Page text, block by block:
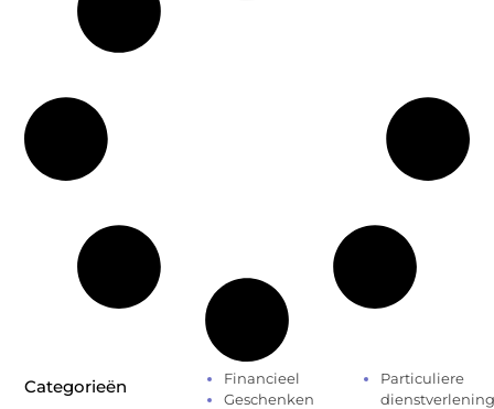
Categorieën
Financieel
Geschenken
Particuliere
dienstverlening